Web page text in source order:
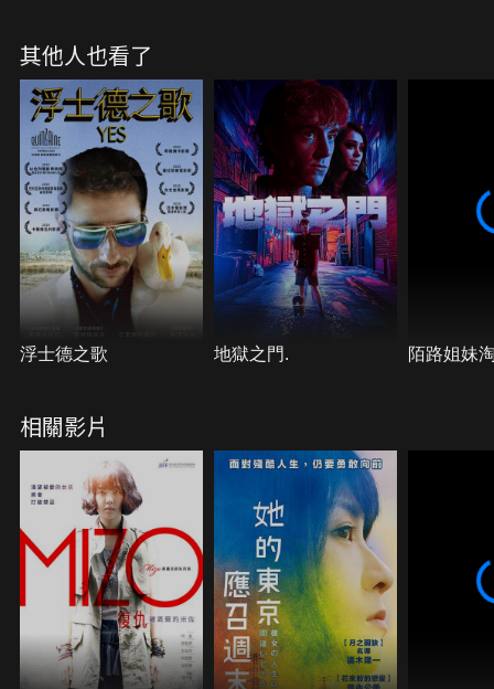
孤獨，青年能在這尋找到歸屬感與關懷。儘管成員之
間沒有血緣關係，卻在這裡建立起家人般的羈絆。
其他人也看了
浮士德之歌 地獄之門. 陌路姐妹
相關影片